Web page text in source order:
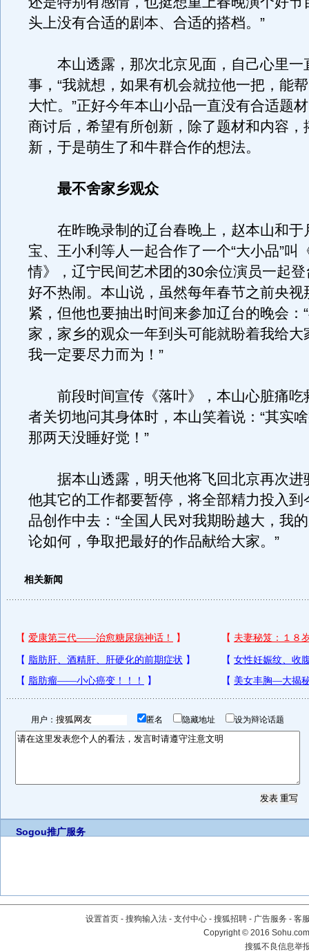
头上没有合适的剧本、合适的搭档。”
本山透露，那次北京见面，自己心里一
事，“我就想，如果有机会就拉他一把，能
大忙。”正好今年本山小品一直没有合适题
商讨后，希望有所创新，除了题材和内容，
新，于是萌生了和牛群合作的想法。
最不舍家乡观众
在昨晚录制的辽台春晚上，赵本山和于
宝、王小利等人一起合作了一个“大小品”叫
情》，辽宁民间艺术团的30余位演员一起
好不热闹。本山说，虽然每年春节之前央视
紧，但他也要抽出时间来参加辽台的晚会：
家，家乡的观众一年到头可能就盼着我给大
我一定要尽力而为！”
前段时间宣传《落叶》，本山心脏痛吃
者关切地问其身体时，本山笑着说：“其实
那两天没睡好觉！”
据本山透露，明天他将飞回北京再次进
他其它的工作都要暂停，将全部精力投入到
品创作中去：“全国人民对我期盼越大，我
论如何，争取把最好的作品献给大家。”
相关新闻
用户： 匿名 隐藏地址 设为辩论话题
Sogou推广服务
设置首页 - 搜狗输入法 - 支付中心 - 搜狐招聘 - 广告服务 - 客
Copyright©2016
搜狐不良信息举